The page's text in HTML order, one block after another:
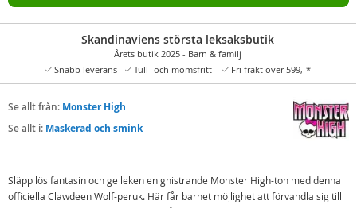
Skandinaviens största leksaksbutik
Årets butik 2025 - Barn & familj
Snabb leverans
Tull- och momsfritt Fri frakt över 599,-*
Se allt från: Monster High
Se allt i: Maskerad och smink
Släpp lös fantasin och ge leken en gnistrande Monster High-ton med denna
officiella Clawdeen Wolf-peruk. Här får barnet möjlighet att förvandla sig till